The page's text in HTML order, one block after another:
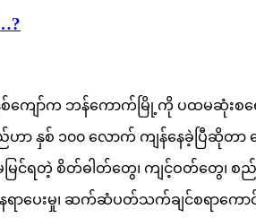
နှစ်ကျော်က ဘန်ကောက်မြို့ကို ပထမဆုံး
နှစ် ၁၀၀ လောက် ကျန်နေခဲ့ပြီဆိုတ
င်ရတဲ့ စိတ်ဓါတ်တွေ၊ ကျင့်ဝတ်တွေ၊ စ
းမှု၊ ဆက်ဆံပတ်သက်ချင်စရာကောင်းမှု၊